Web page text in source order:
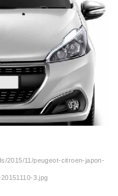
2015/11/peugeot-citroen-japon-
3.jpg